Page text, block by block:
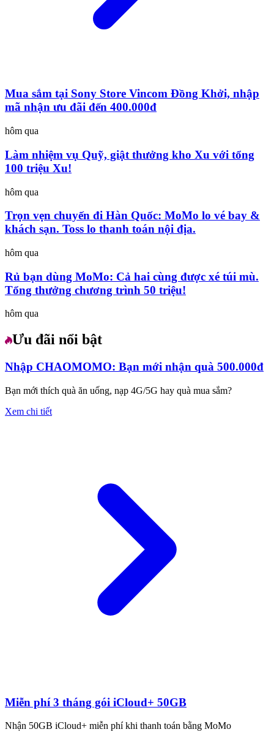
Mua sắm tại Sony Store Vincom Đồng Khởi, nhập
mã nhận ưu đãi đến 400.000đ
hôm qua
Làm nhiệm vụ Quỹ, giật thưởng kho Xu với tổng
100 triệu Xu!
hôm qua
Trọn vẹn chuyến đi Hàn Quốc: MoMo lo vé bay &
khách sạn. Toss lo thanh toán nội địa.
hôm qua
Rủ bạn dùng MoMo: Cả hai cùng được xé túi mù.
Tổng thưởng chương trình 50 triệu!
hôm qua
Ưu đãi nổi bật
Nhập CHAOMOMO: Bạn mới nhận quà 500.000đ
Bạn mới thích quà ăn uống, nạp 4G/5G hay quà mua sắm?
Xem chi tiết
Miễn phí 3 tháng gói iCloud+ 50GB
Nhận 50GB iCloud+ miễn phí khi thanh toán bằng MoMo